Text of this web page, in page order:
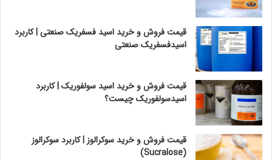
قیمت فروش و خرید اسید فسفریک صنعتی | کاربرد
اسیدفسفریک صنعتی
قیمت فروش و خرید اسید سولفوریک | کاربرد
اسیدسولفوریک چیست؟
قیمت فروش و خرید سوکرالوز | کاربرد سوکرالوز
(Sucralose)